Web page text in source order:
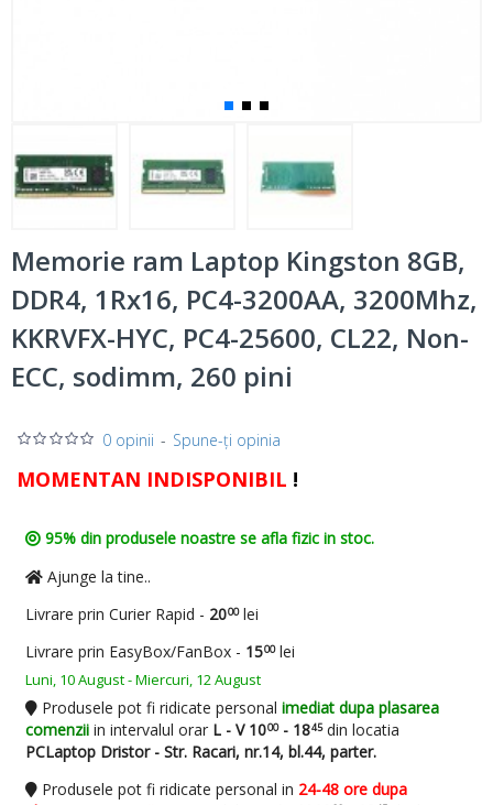
Memorie ram Laptop Kingston 8GB,
DDR4, 1Rx16, PC4-3200AA, 3200Mhz,
KKRVFX-HYC, PC4-25600, CL22, Non-
ECC, sodimm, 260 pini
MOMENTAN INDISPONIBIL !
0 opinii - Spune-ţi opinia